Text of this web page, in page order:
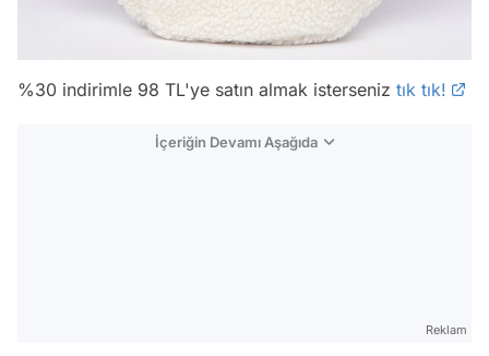
%30 indirimle 98 TL'ye satın almak isterseniz tık tık!
İçeriğin Devamı Aşağıda
Reklam